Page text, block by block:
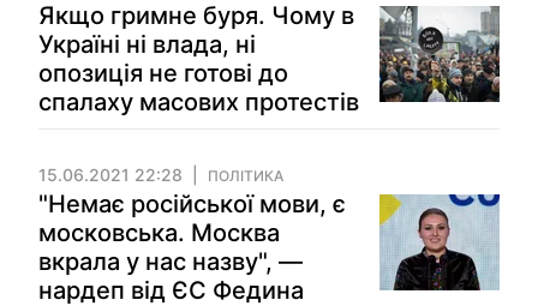
Якщо гримне буря. Чому в
Україні ні влада, ні
опозиція не готові до
спалаху масових протестів
15.06.2021 22:28 ПОЛІТИКА
"Немає російської мови, є
московська. Москва
вкрала у нас назву", —
нардеп від ЄС Федина